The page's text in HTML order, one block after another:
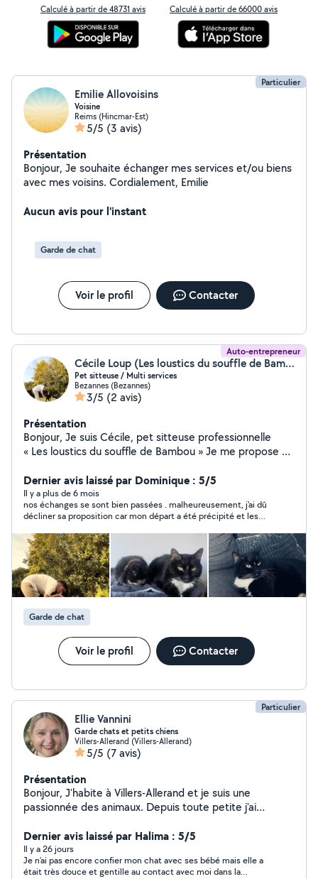
Calculé à partir de 48731 avis Calculé à partir de 66000 avis
Particulier
Emilie Allovoisins
Voisine
Reims (Hincmar-Est)
5/5 (3 avis)
Présentation
Bonjour, Je souhaite échanger mes services et/ou biens
avec mes voisins. Cordialement, Emilie
Aucun avis pour l'instant
Garde de chat
Voir le profil Contacter
Auto-entrepreneur
Cécile Loup (Les loustics du souffle de Bambou)
Pet sitteuse / Multi services
Bezannes (Bezannes)
3/5 (2 avis)
Présentation
Bonjour, Je suis Cécile, pet sitteuse professionnelle
« Les loustics du souffle de Bambou » Je me propose de
rongeurs , animaux exotique ) a votre domicile ou
promener vos chiens en votre absence. Je suis titulaire
de l'Acaced. Je propose également de faire de la
conciergerie pour vos airbnb ou service administratif en
tout genre. Aide au rangement , nettoyage logement
encombré Multi tâches et disponible pour vous aider.
Propose également service de garde d'enfants.
Cordialement
Dernier avis laissé par Dominique : 5/5
Il y a plus de 6 mois
nos échanges se sont bien passées . malheureusement, j'ai dû
décliner sa proposition car mon départ a été précipité et les
que je la recontacterai !
Garde de chat
Voir le profil Contacter
Particulier
Ellie Vannini
Garde chats et petits chiens
Villers-Allerand (Villers-Allerand)
5/5 (7 avis)
Présentation
Bonjour, J'habite à Villers-Allerand et je suis une
passionnée des animaux. Depuis toute petite j'ai
J'ai participé à quelques sauvetages en France et à
l'étranger et j'ai des connaissances fiables dans la
protection animale. Je suis souvent disponible et je
Dernier avis laissé par Halima : 5/5
Il y a 26 jours
Je n’ai pas encore confier mon chat avec ses bébé mais elle a
était très douce et gentille au contact avec moi dans la